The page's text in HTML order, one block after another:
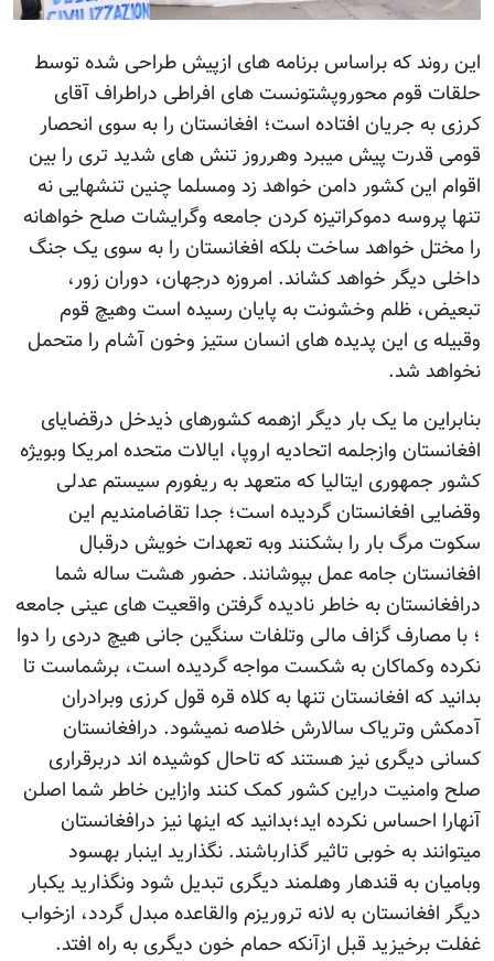
این روند که براساس برنامه های ازپیش طراحی شده توسط
حلقات قوم محوروپشتونست های افراطی دراطراف آقای
کرزی به جریان افتاده است؛ افغانستان را به سوی انحصار
قومی قدرت پیش میبرد وهرروز تنش های شدید تری را بین
اقوام این کشور دامن خواهد زد ومسلما چنین تنشهایی نه
تنها پروسه دموکراتیزه کردن جامعه وگرایشات صلح خواهانه
را مختل خواهد ساخت بلکه افغانستان را به سوی یک جنگ
داخلی دیگر خواهد کشاند. امروزه درجهان، دوران زور،
تبعیض، ظلم وخشونت به پایان رسیده است وهیچ قوم
وقبیله ی این پدیده های انسان ستیز وخون آشام را متحمل
نخواهد شد.
بنابراین ما یک بار دیگر ازهمه کشورهای ذیدخل درقضایای
افغانستان وازجلمه اتحادیه اروپا، ایالات متحده امریکا وبویژه
کشور جمهوری ایتالیا که متعهد به ریفورم سیستم عدلی
وقضایی افغانستان گردیده است؛ جدا تقاضامندیم این
سکوت مرگ بار را بشکنند وبه تعهدات خویش درقبال
افغانستان جامه عمل بپوشانند. حضور هشت ساله شما
درافغانستان به خاطر نادیده گرفتن واقعیت های عینی جامعه
؛ با مصارف گزاف مالی وتلفات سنگین جانی هیچ دردی را دوا
نکرده وکماکان به شکست مواجه گردیده است، برشماست تا
بدانید که افغانستان تنها به کلاه قره قول کرزی وبرادران
آدمکش وتریاک سالارش خلاصه نمیشود. درافغانستان
کسانی دیگری نیز هستند که تاحال کوشیده اند دربرقراری
صلح وامنیت دراین کشور کمک کنند وازاین خاطر شما اصلن
آنهارا احساس نکرده اید؛بدانید که اینها نیز درافغانستان
میتوانند به خوبی تاثیر گذارباشند. نگذارید اینبار بهسود
وبامیان به قندهار وهلمند دیگری تبدیل شود ونگذارید یکبار
دیگر افغانستان به لانه تروریزم والقاعده مبدل گردد، ازخواب
غفلت برخیزید قبل ازآنکه حمام خون دیگری به راه افتد.